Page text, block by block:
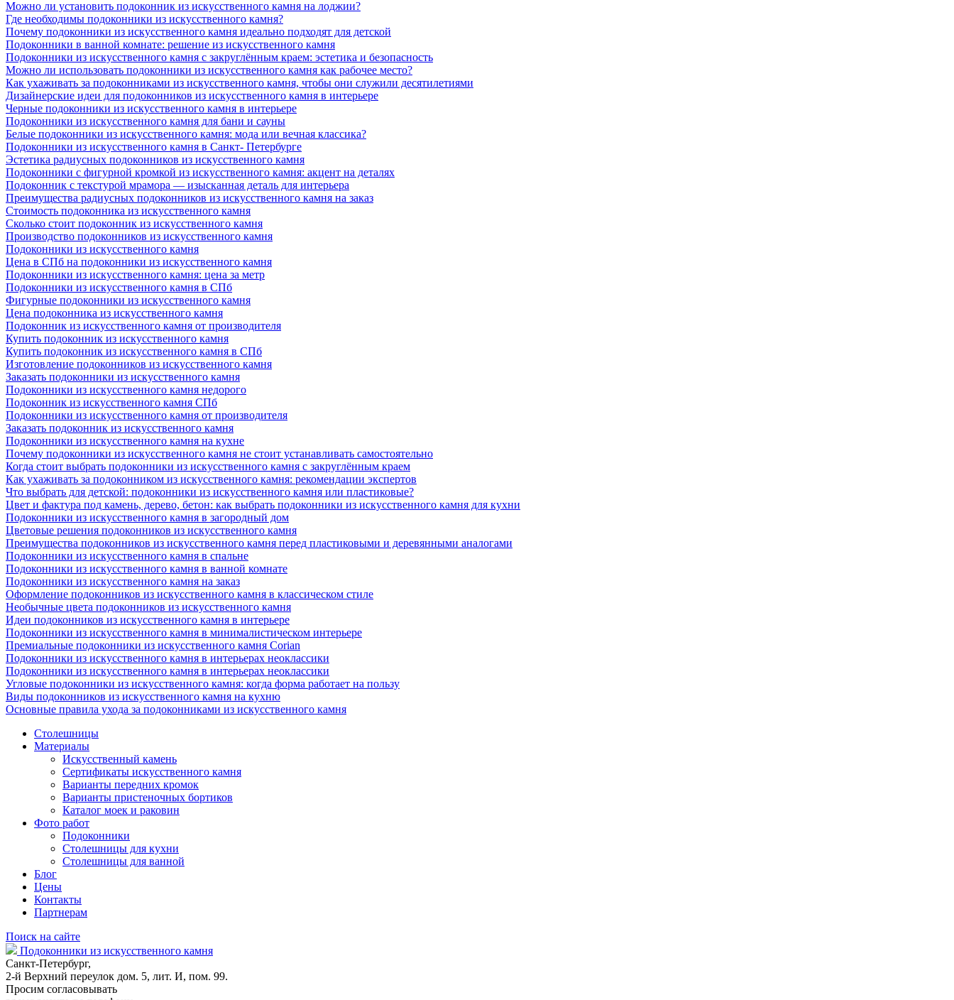
Можно ли установить подоконник из искусственного камня на лоджии?
Где необходимы подоконники из искусственного камня?
Почему подоконники из искусственного камня идеально подходят для детской
Подоконники в ванной комнате: решение из искусственного камня
Подоконники из искусственного камня с закруглённым краем: эстетика и безопасность
Можно ли использовать подоконники из искусственного камня как рабочее место?
Как ухаживать за подоконниками из искусственного камня, чтобы они служили десятилетиями
Дизайнерские идеи для подоконников из искусственного камня в интерьере
Черные подоконники из искусственного камня в интерьере
Подоконники из искусственного камня для бани и сауны
Белые подоконники из искусственного камня: мода или вечная классика?
Подоконники из искусственного камня в Санкт- Петербурге
Эстетика радиусных подоконников из искусственного камня
Подоконники с фигурной кромкой из искусственного камня: акцент на деталях
Подоконник с текстурой мрамора — изысканная деталь для интерьера
Преимущества радиусных подоконников из искусственного камня на заказ
Стоимость подоконника из искусственного камня
Сколько стоит подоконник из искусственного камня
Производство подоконников из искусственного камня
Подоконники из искусственного камня
Цена в СПб на подоконники из искусственного камня
Подоконники из искусственного камня: цена за метр
Подоконники из искусственного камня в СПб
Фигурные подоконники из искусственного камня
Цена подоконника из искусственного камня
Подоконник из искусственного камня от производителя
Купить подоконник из искусственного камня
Купить подоконник из искусственного камня в СПб
Изготовление подоконников из искусственного камня
Заказать подоконники из искусственного камня
Подоконники из искусственного камня недорого
Подоконник из искусственного камня СПб
Подоконники из искусственного камня от производителя
Заказать подоконник из искусственного камня
Подоконники из искусственного камня на кухне
Почему подоконники из искусственного камня не стоит устанавливать самостоятельно
Когда стоит выбрать подоконники из искусственного камня с закруглённым краем
Как ухаживать за подоконником из искусственного камня: рекомендации экспертов
Что выбрать для детской: подоконники из искусственного камня или пластиковые?
Цвет и фактура под камень, дерево, бетон: как выбрать подоконники из искусственного камня для кухни
Подоконники из искусственного камня в загородный дом
Цветовые решения подоконников из искусственного камня
Преимущества подоконников из искусственного камня перед пластиковыми и деревянными аналогами
Подоконники из искусственного камня в спальне
Подоконники из искусственного камня в ванной комнате
Подоконники из искусственного камня на заказ
Оформление подоконников из искусственного камня в классическом стиле
Необычные цвета подоконников из искусственного камня
Идеи подоконников из искусственного камня в интерьере
Подоконники из искусственного камня в минималистическом интерьере
Премиальные подоконники из искусственного камня Corian
Подоконники из искусственного камня в интерьерах неоклассики
Подоконники из искусственного камня в интерьерах неоклассики
Угловые подоконники из искусственного камня: когда форма работает на пользу
Виды подоконников из искусственного камня на кухню
Основные правила ухода за подоконниками из искусственного камня
Столешницы
Материалы
Искусственный камень
Сертификаты искусственного камня
Варианты передних кромок
Варианты пристеночных бортиков
Каталог моек и раковин
Фото работ
Подоконники
Столешницы для кухни
Столешницы для ванной
Блог
Цены
Контакты
Партнерам
Поиск на сайте
Подоконники из искусственного камня
Санкт-Петербург,
2-й Верхний переулок дом. 5, лит. И, пом. 99.
Просим согласовывать